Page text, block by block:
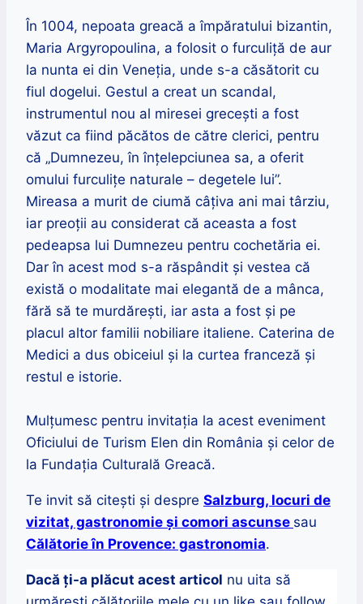
În 1004, nepoata greacă a împăratului bizantin,
Maria Argyropoulina, a folosit o furculiță de aur
la nunta ei din Veneția, unde s-a căsătorit cu
fiul dogelui. Gestul a creat un scandal,
instrumentul nou al miresei grecești a fost
văzut ca fiind păcătos de către clerici, pentru
că „Dumnezeu, în înțelepciunea sa, a oferit
omului furculițe naturale – degetele lui”.
Mireasa a murit de ciumă câțiva ani mai târziu,
iar preoții au considerat că aceasta a fost
pedeapsa lui Dumnezeu pentru cochetăria ei.
Dar în acest mod s-a răspândit și vestea că
există o modalitate mai elegantă de a mânca,
fără să te murdărești, iar asta a fost și pe
placul altor familii nobiliare italiene. Caterina de
Medici a dus obiceiul și la curtea franceză și
restul e istorie.
Mulțumesc pentru invitația la acest eveniment
Oficiului de Turism Elen din România și celor de
la Fundația Culturală Greacă.
Te invit să citești și despre Salzburg, locuri de
vizitat, gastronomie și comori ascunse sau
Călătorie în Provence: gastronomia.
Dacă ți-a plăcut acest articol nu uita să